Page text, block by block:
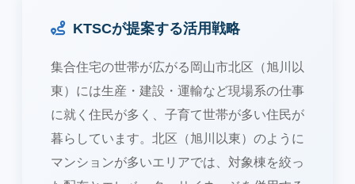
KTSCが提案する活用戦略
集合住宅の世帯が広がる岡山市北区（旭川以
東）には生産・建設・運輸など現場系の仕事
に就く住民が多く、子育て世帯が多い住民が
暮らしています。北区（旭川以東）のように
マンションが多いエリアでは、対象棟を絞っ